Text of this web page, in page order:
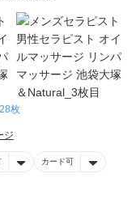
28枚
ジ
カード可